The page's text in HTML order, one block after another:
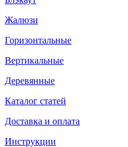
Жалюзи
Горизонтальные
Вертикальные
Деревянные
Каталог статей
Доставка и оплата
Инструкции